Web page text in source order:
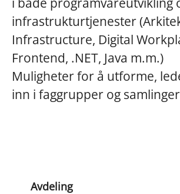
infrastrukturtjenester
Infrastructure, Digital
Frontend, .NET, Java m.m.)
Muligheter for å utforme,
inn i faggrupper og samlinger
Avdeling